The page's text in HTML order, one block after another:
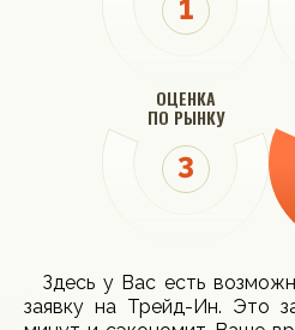
ОЦЕНКА
ПО РЫНКУ
Здесь у Вас есть
заявку на Трейд-Ин. Это